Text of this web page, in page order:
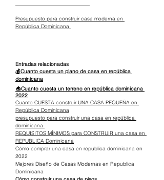
Presupuesto para construir casa moderna en
República Dominicana
Entradas relacionadas
💰Cuanto cuesta un plano de casa en república
dominicana
🏠Cuanto cuesta un terreno en república dominicana
2022
Cuanto CUESTA construir UNA CASA PEQUEÑA en
República Dominicana
presupuesto para construir una casa en república
dominicana
REQUISITOS MÍNIMOS para CONSTRUIR una casa en
REPUBLICA Dominicana
Cómo comprar una casa en republica dominicana en
2022
Mejores Diseño de Casas Modernas en Republica
Dominicana